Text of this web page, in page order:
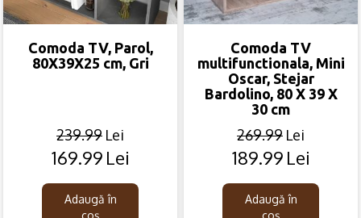
Comoda TV, Parol,
80X39X25 cm, Gri
239.99 Lei
Original
was:
169.99 Lei
Current
is:
Adaugă în
coș
Comoda TV
multifunctionala, Mini
Oscar, Stejar
Bardolino, 80 X 39 X
30 cm
269.99 Lei
Original
was:
189.99 Lei
Current
is:
Adaugă în
coș